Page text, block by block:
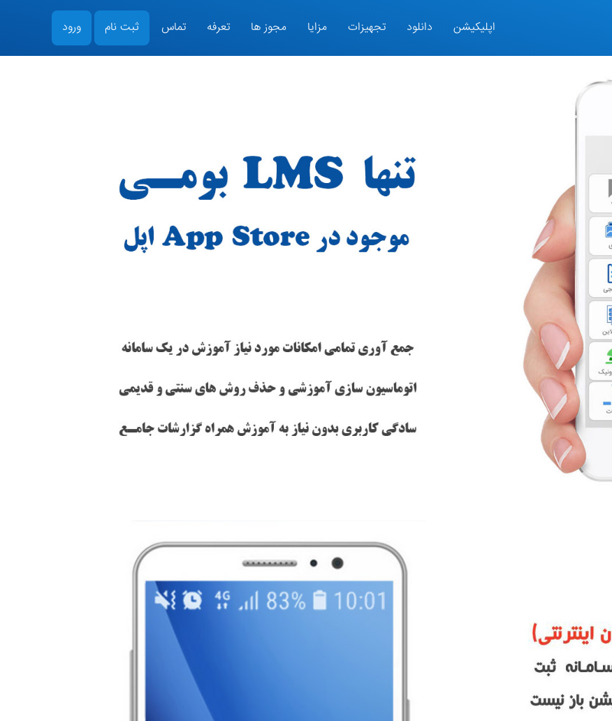
اپلیکیشن دانلود تجهیزات مزایا مجوز ها تعرفه تماس ثبت نام ورود